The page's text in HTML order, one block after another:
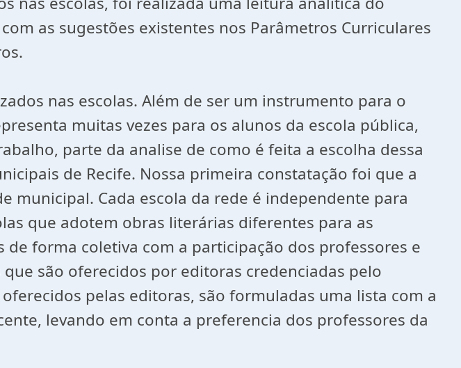
as sugestões existentes nos Parâmetros Curriculares
nas escolas. Além de ser um instrumento para o
muitas vezes para os alunos da escola pública,
parte da analise de como é feita a escolha dessa
de Recife. Nossa primeira constatação foi que a
municipal. Cada escola da rede é independente para
que adotem obras literárias diferentes para as
forma coletiva com a participação dos professores e
são oferecidos por editoras credenciadas pelo
pelas editoras, são formuladas uma lista com a
levando em conta a preferencia dos professores da